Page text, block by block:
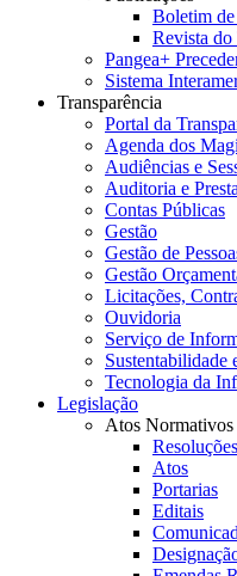
Boletim
Revista
Pangea+
Sistema
Transparência
Portal da
Agenda dos
Audiências e
Auditoria e
Contas Públicas
Gestão
Gestão de
Gestão
Licitações,
Ouvidoria
Serviço de
Sustentabilidade
Tecnologia da
Legislação
Atos Normativos
Resoluções
Atos
Portarias
Editais